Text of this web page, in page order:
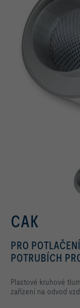
CAK
PRO
POTRUBÍCH
Plastové kruhové
zařízení na odvod